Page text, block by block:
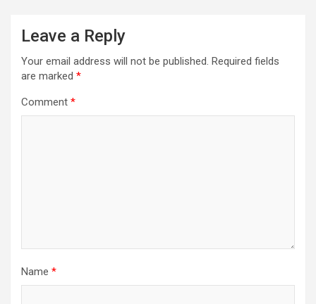
Leave a Reply
Your email address will not be published. Required fields
are marked *
Comment *
Name *